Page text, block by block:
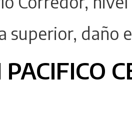
superior, daño
PACIFICO